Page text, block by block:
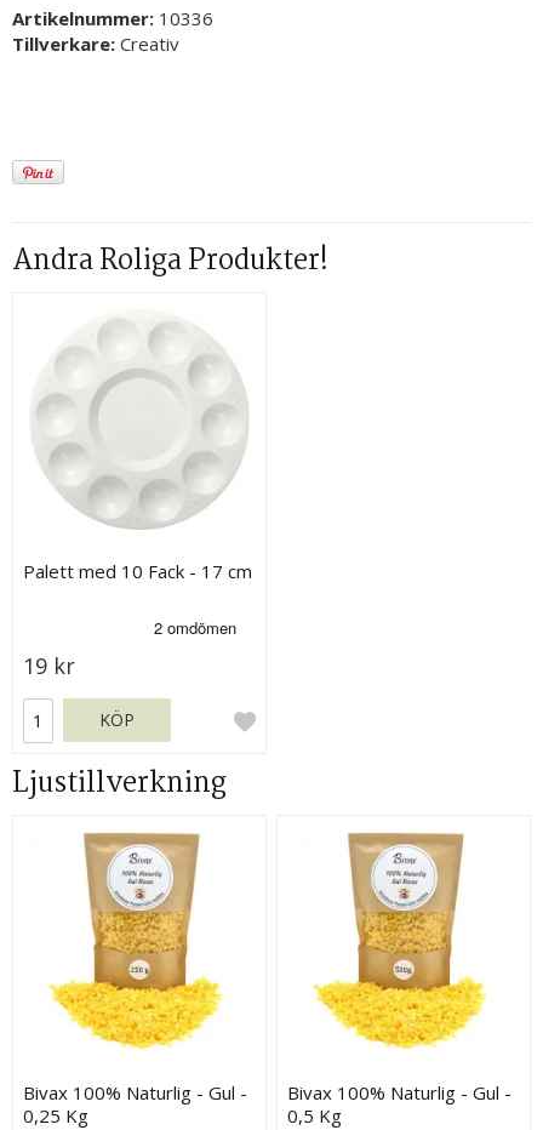
Artikelnummer: 10336
Tillverkare: Creativ
Andra Roliga Produkter!
Palett med 10 Fack - 17 cm
19 kr
KÖP
Ljustillverkning
Bivax 100% Naturlig - Gul -
0,25 Kg
Bivax 100% Naturlig - Gul -
0,5 Kg